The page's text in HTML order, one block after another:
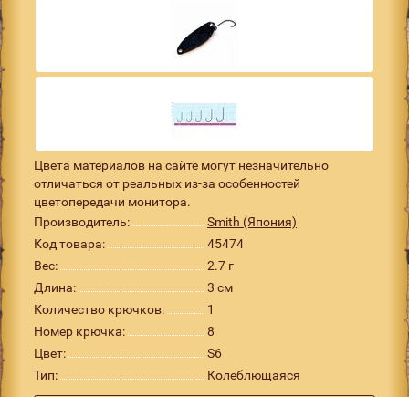
Цвета материалов на сайте могут незначительно
отличаться от реальных из-за особенностей
цветопередачи монитора.
Производитель:
Smith (Япония)
Код товара:
45474
Вес:
2.7 г
Длина:
3 см
Количество крючков:
1
Номер крючка:
8
Цвет:
S6
Тип:
Колеблющаяся